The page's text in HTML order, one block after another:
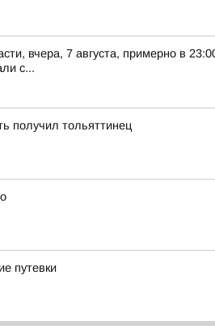
вчера, 7 августа, примерно в
с...
получил тольяттинец
путевки